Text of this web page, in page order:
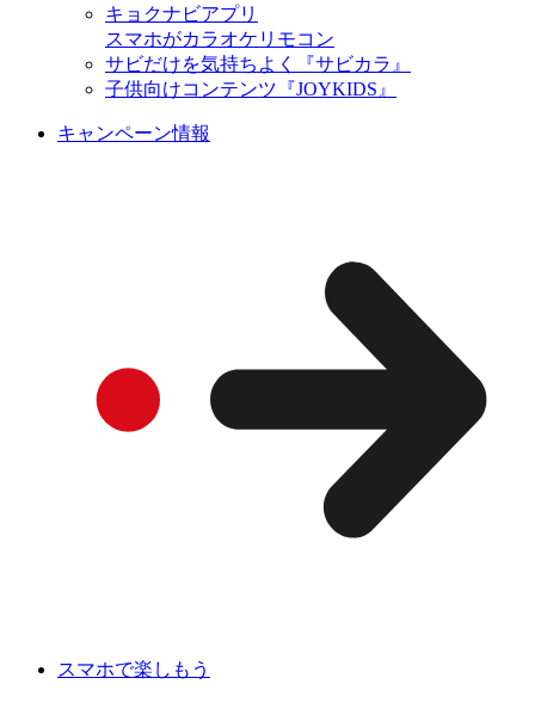
キョクナビアプリ
スマホがカラオケリモコン
サビだけを気持ちよく『サビカラ』
子供向けコンテンツ『JOYKIDS』
キャンペーン情報
スマホで楽しもう